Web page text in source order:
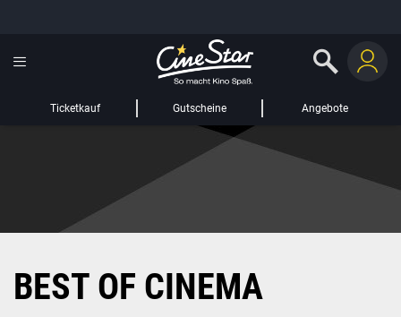
Ticketkauf Gutscheine Angebote
LIEBER CINESTAR-GAST,
Sie werden nun auf eine Website eines Drittanbieters weitergeleitet.
WEITER ZUR EXTERNEN SEITE
GUTSCHEIN HINZUFÜGEN
Gutschein
Gültig bis:
BEST OF CINEMA